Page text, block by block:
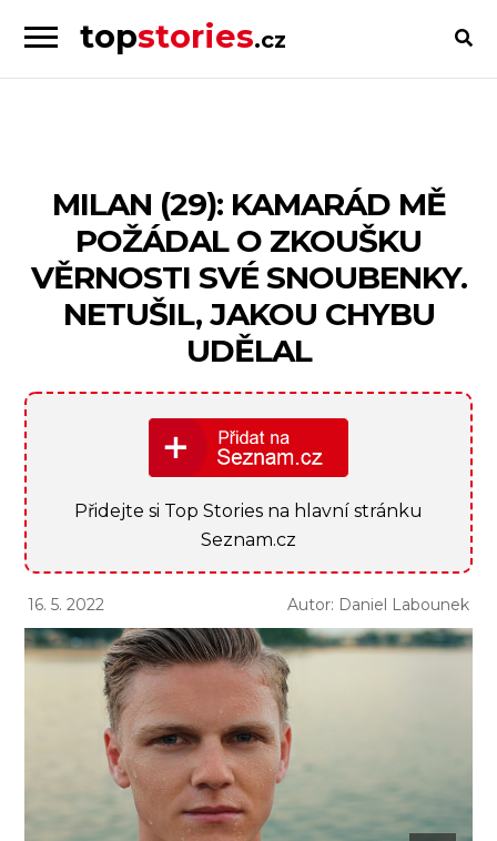
Skip
to
Skip
to
topstories.cz
lidi
MILAN (29): KAMARÁD MĚ
POŽÁDAL O ZKOUŠKU
VĚRNOSTI SVÉ SNOUBENKY.
NETUŠIL, JAKOU CHYBU
UDĚLAL
Přidejte si Top Stories na hlavní stránku
Seznam.cz
16. 5. 2022 Autor: Daniel Labounek